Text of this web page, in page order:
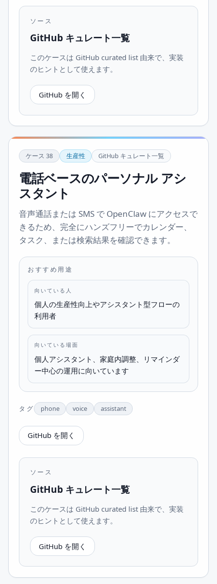
ソース
GitHub キュレート一覧
このケースは GitHub curated list 由来で、実装
のヒントとして使えます。
GitHub を開く
ケース 38 生産性 GitHub キュレート一覧
電話ベースのパーソナル アシ
スタント
音声通話または SMS で OpenClaw にアクセスで
きるため、完全にハンズフリーでカレンダー、
タスク、または検索結果を確認できます。
おすすめ用途
向いている人
個人の生産性向上やアシスタント型フローの
利用者
向いている場面
個人アシスタント、家庭内調整、リマインダ
ー中心の運用に向いています
タグ phone voice assistant
GitHub を開く
ソース
GitHub キュレート一覧
このケースは GitHub curated list 由来で、実装
のヒントとして使えます。
GitHub を開く